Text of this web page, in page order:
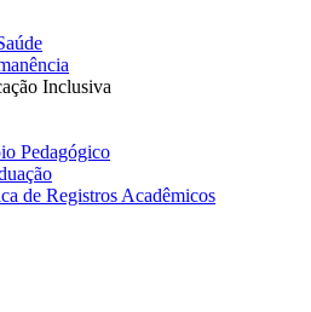
Inclusiva
Pedagógico
de Registros Acadêmicos